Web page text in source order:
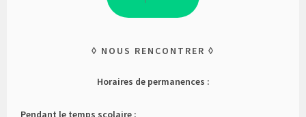
NOUS RENCONTRER
Horaires de permanences :
Pendant le temps scolaire :